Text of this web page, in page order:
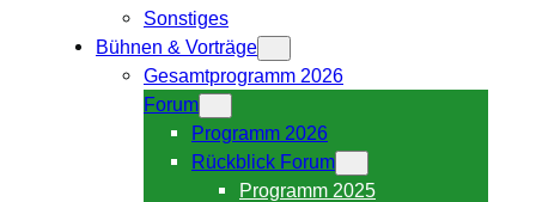
Sonstiges
Bühnen & Vorträge
Gesamtprogramm 2026
Forum
Programm 2026
Rückblick Forum
Programm 2025